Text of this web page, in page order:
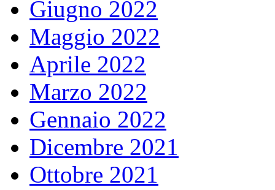
Giugno 2022
Maggio 2022
Aprile 2022
Marzo 2022
Gennaio 2022
Dicembre 2021
Ottobre 2021